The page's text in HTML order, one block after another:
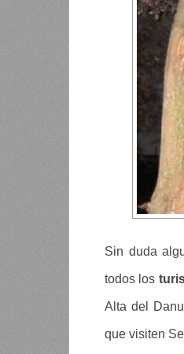
Sin duda
todos los
Alta del
que visiten